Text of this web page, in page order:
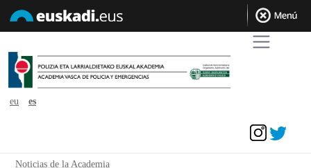
eu
es
Noticias de la Academia